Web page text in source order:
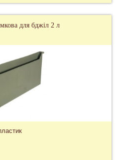
для бджіл 2 л